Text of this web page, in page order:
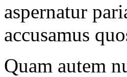
aspernatur
accusamus
Quam autem